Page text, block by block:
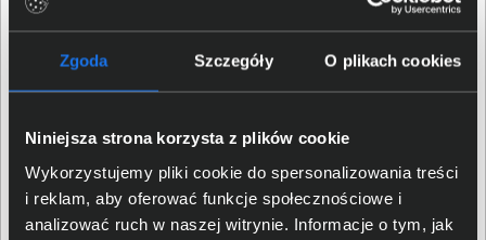
Zgoda Szczegóły O plikach cookies
Niniejsza strona korzysta z plików cookie
Wykorzystujemy pliki cookie do spersonalizowania treści
i reklam, aby oferować funkcje społecznościowe i
analizować ruch w naszej witrynie. Informacje o tym, jak